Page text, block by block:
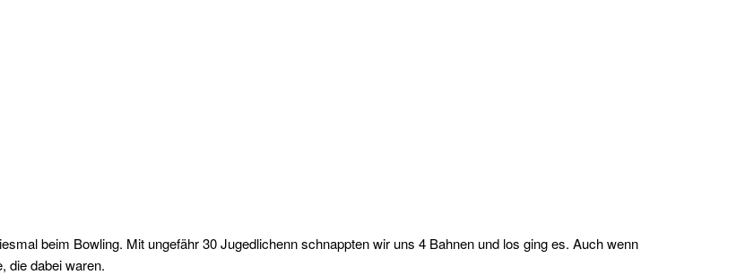
beim Bowling. Mit ungefähr 30 Jugedlichenn schnappten wir uns 4 Bahnen und los ging es. Auch wenn
die dabei waren.